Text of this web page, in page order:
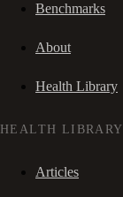
Benchmarks
About
Health Library
HEALTH LIBRARY
Articles